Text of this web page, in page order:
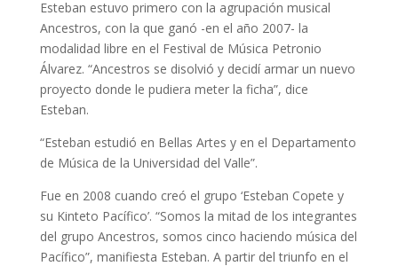
Esteban estuvo primero con la agrupación musical
Ancestros, con la que ganó -en el año 2007- la
modalidad libre en el Festival de Música Petronio
Álvarez. “Ancestros se disolvió y decidí armar un nuevo
proyecto donde le pudiera meter la ficha”, dice
Esteban.
“Esteban estudió en Bellas Artes y en el Departamento
de Música de la Universidad del Valle”.
Fue en 2008 cuando creó el grupo ‘Esteban Copete y
su Kinteto Pacífico’. “Somos la mitad de los integrantes
del grupo Ancestros, somos cinco haciendo música del
Pacífico”, manifiesta Esteban. A partir del triunfo en el